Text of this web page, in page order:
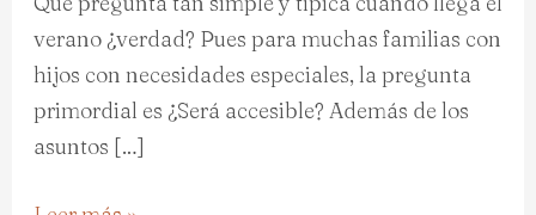
verano ¿verdad? Pues para muchas familias con
hijos con necesidades especiales, la pregunta
primordial es ¿Será accesible? Además de los
asuntos […]